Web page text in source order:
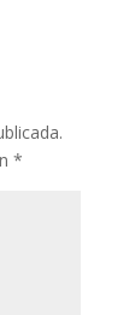
*